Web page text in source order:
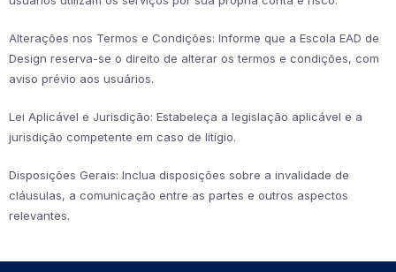
Alterações nos Termos e Condições: Informe que a Escola EAD de
Design reserva-se o direito de alterar os termos e condições, com
aviso prévio aos usuários.
Lei Aplicável e Jurisdição: Estabeleça a legislação aplicável e a
jurisdição competente em caso de litígio.
Disposições Gerais: Inclua disposições sobre a invalidade de
cláusulas, a comunicação entre as partes e outros aspectos
relevantes.